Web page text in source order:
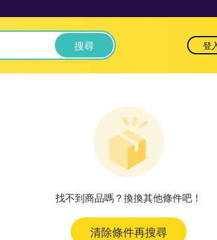
搜尋 登
找不到商品嗎？換換其他條件吧！
清除條件再搜尋